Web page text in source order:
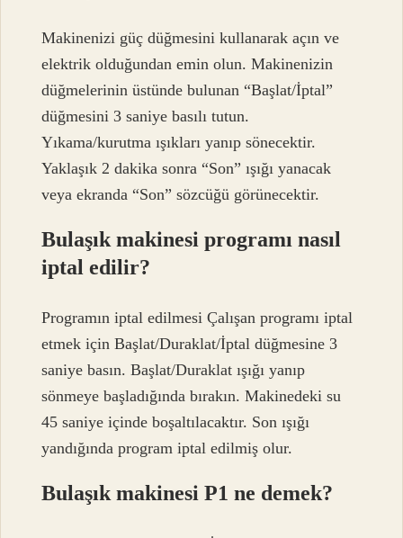
Makinenizi güç düğmesini kullanarak açın ve
elektrik olduğundan emin olun. Makinenizin
düğmelerinin üstünde bulunan “Başlat/İptal”
düğmesini 3 saniye basılı tutun.
Yıkama/kurutma ışıkları yanıp sönecektir.
Yaklaşık 2 dakika sonra “Son” ışığı yanacak
veya ekranda “Son” sözcüğü görünecektir.
Bulaşık makinesi programı nasıl
iptal edilir?
Programın iptal edilmesi Çalışan programı iptal
etmek için Başlat/Duraklat/İptal düğmesine 3
saniye basın. Başlat/Duraklat ışığı yanıp
sönmeye başladığında bırakın. Makinedeki su
45 saniye içinde boşaltılacaktır. Son ışığı
yandığında program iptal edilmiş olur.
Bulaşık makinesi P1 ne demek?